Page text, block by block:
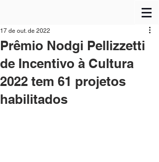
Prêmio Nodgi Pellizzetti
de Incentivo à Cultura
2022 tem 61 projetos
habilitados
17 de out. de 2022